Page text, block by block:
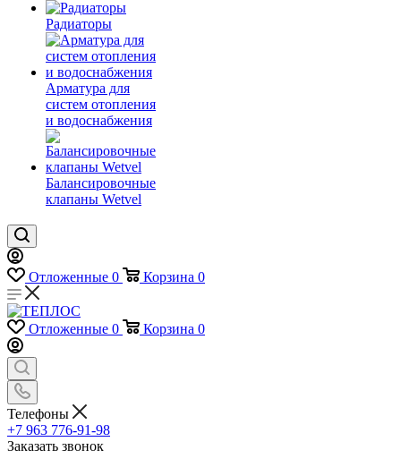
Радиаторы
Арматура для
систем отопления
и водоснабжения
Балансировочные
клапаны Wetvel
Отложенные 0 Корзина 0
Отложенные 0 Корзина 0
Телефоны
+7 963 776-91-98
Заказать звонок